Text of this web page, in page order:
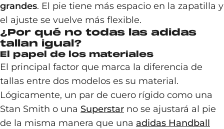
grandes. El pie tiene más espacio en la zapatilla y
el ajuste se vuelve más flexible.
¿Por qué no todas las adidas
tallan igual?
El papel de los materiales
El principal factor que marca la diferencia de
tallas entre dos modelos es su material.
Lógicamente, un par de cuero rígido como una
Stan Smith o una Superstar no se ajustará al pie
de la misma manera que una adidas Handball